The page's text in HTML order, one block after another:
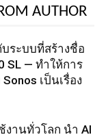
AUTHOR
ระบบที่สร้างชื่อ
SL — ทำให้การ
เป็นเรื่อง
งานทั่วโลก นำ AI